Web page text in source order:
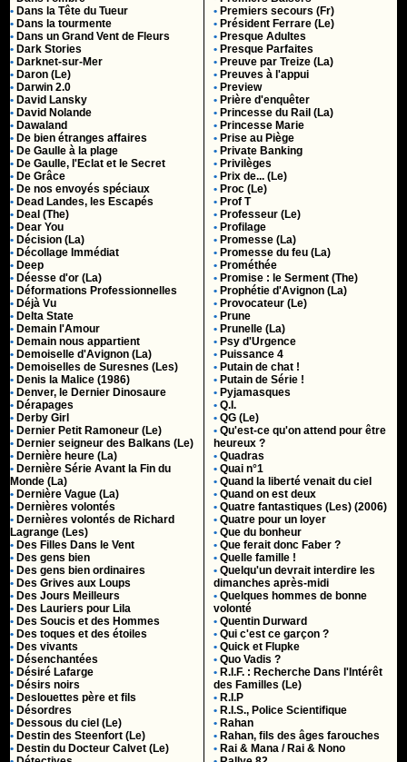
• Dans la Tête du Tueur
• Dans la tourmente
• Dans un Grand Vent de Fleurs
• Dark Stories
• Darknet-sur-Mer
• Daron (Le)
• Darwin 2.0
• David Lansky
• David Nolande
• Dawaland
• De bien étranges affaires
• De Gaulle à la plage
• De Gaulle, l'Eclat et le Secret
• De Grâce
• De nos envoyés spéciaux
• Dead Landes, les Escapés
• Deal (The)
• Dear You
• Décision (La)
• Décollage Immédiat
• Deep
• Déesse d'or (La)
• Déformations Professionnelles
• Déjà Vu
• Delta State
• Demain l'Amour
• Demain nous appartient
• Demoiselle d'Avignon (La)
• Demoiselles de Suresnes (Les)
• Denis la Malice (1986)
• Denver, le Dernier Dinosaure
• Dérapages
• Derby Girl
• Dernier Petit Ramoneur (Le)
• Dernier seigneur des Balkans (Le)
• Dernière heure (La)
• Dernière Série Avant la Fin du
Monde (La)
• Dernière Vague (La)
• Dernières volontés
• Dernières volontés de Richard
Lagrange (Les)
• Des Filles Dans le Vent
• Des gens bien
• Des gens bien ordinaires
• Des Grives aux Loups
• Des Jours Meilleurs
• Des Lauriers pour Lila
• Des Soucis et des Hommes
• Des toques et des étoiles
• Des vivants
• Désenchantées
• Désiré Lafarge
• Désirs noirs
• Deslouettes père et fils
• Désordres
• Dessous du ciel (Le)
• Destin des Steenfort (Le)
• Destin du Docteur Calvet (Le)
• Premiers secours (Fr)
• Président Ferrare (Le)
• Presque Adultes
• Presque Parfaites
• Preuve par Treize (La)
• Preuves à l'appui
• Preview
• Prière d'enquêter
• Princesse du Rail (La)
• Princesse Marie
• Prise au Piège
• Private Banking
• Privilèges
• Prix de... (Le)
• Proc (Le)
• Prof T
• Professeur (Le)
• Profilage
• Promesse (La)
• Promesse du feu (La)
• Prométhée
• Promise : le Serment (The)
• Prophétie d'Avignon (La)
• Provocateur (Le)
• Prune
• Prunelle (La)
• Psy d'Urgence
• Puissance 4
• Putain de chat !
• Putain de Série !
• Pyjamasques
• Q.I.
• QG (Le)
• Qu'est-ce qu'on attend pour être
heureux ?
• Quadras
• Quai n°1
• Quand la liberté venait du ciel
• Quand on est deux
• Quatre fantastiques (Les) (2006)
• Quatre pour un loyer
• Que du bonheur
• Que ferait donc Faber ?
• Quelle famille !
• Quelqu'un devrait interdire les
dimanches après-midi
• Quelques hommes de bonne
volonté
• Quentin Durward
• Qui c'est ce garçon ?
• Quick et Flupke
• Quo Vadis ?
• R.I.F. : Recherche Dans l'Intérêt
des Familles (Le)
• R.I.P
• R.I.S., Police Scientifique
• Rahan
• Rahan, fils des âges farouches
• Rai & Mana / Rai & Nono